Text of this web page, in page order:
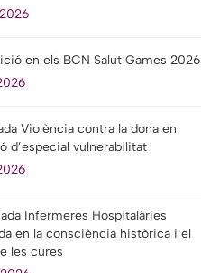
en els BCN Salut Games 2026
Violència contra la dona en
d’especial vulnerabilitat
Infermeres Hospitalàries
en la consciència històrica i el
les cures